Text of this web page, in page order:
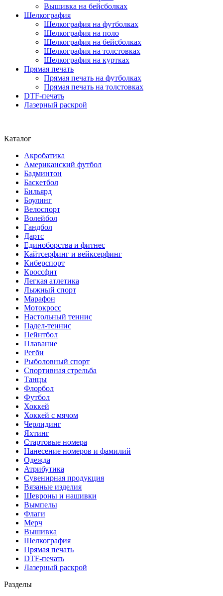
Вышивка на бейсболках
Шелкография
Шелкография на футболках
Шелкография на поло
Шелкография на бейсболках
Шелкография на толстовках
Шелкография на куртках
Прямая печать
Прямая печать на футболках
Прямая печать на толстовках
DTF-печать
Лазерный раскрой
Каталог
Акробатика
Американский футбол
Бадминтон
Баскетбол
Бильярд
Боулинг
Велоспорт
Волейбол
Гандбол
Дартс
Единоборства и фитнес
Кайтсерфинг и вейксерфинг
Киберспорт
Кроссфит
Легкая атлетика
Лыжный спорт
Марафон
Мотокросс
Настольный теннис
Падел-теннис
Пейнтбол
Плавание
Регби
Рыболовный спорт
Спортивная стрельба
Танцы
Флорбол
Футбол
Хоккей
Хоккей с мячом
Черлидинг
Яхтинг
Стартовые номера
Нанесение номеров и фамилий
Одежда
Атрибутика
Сувенирная продукция
Вязаные изделия
Шевроны и нашивки
Вымпелы
Флаги
Мерч
Вышивка
Шелкография
Прямая печать
DTF-печать
Лазерный раскрой
Разделы